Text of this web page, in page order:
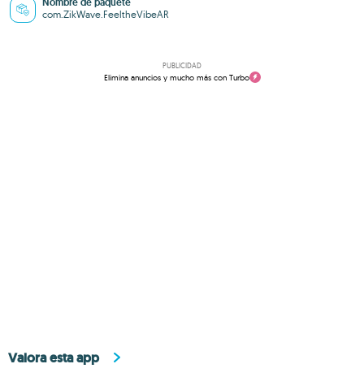
com.ZikWave.FeeltheVibeAR
PUBLICIDAD
Elimina anuncios y mucho más con Turbo
Valora esta app